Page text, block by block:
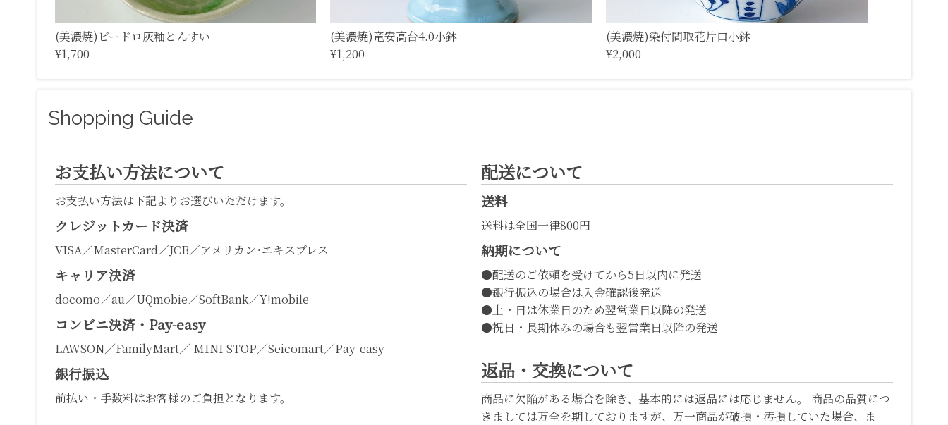
(美濃焼)ビードロ灰釉とんすい
¥1,700
(美濃焼)竜安高台4.0小鉢
¥1,200
(美濃焼)染付間取花片口小鉢
¥2,000
Shopping Guide
お支払い方法について
お支払い方法は下記よりお選びいただけます。
クレジットカード決済
VISA／MasterCard／JCB／アメリカン･エキスプレス
キャリア決済
docomo／au／UQmobie／SoftBank／Y!mobile
コンビニ決済・Pay-easy
LAWSON／FamilyMart／ MINI STOP／Seicomart／Pay-easy
銀行振込
前払い・手数料はお客様のご負担となります。
配送について
送料
送料は全国一律800円
納期について
●配送のご依頼を受けてから5日以内に発送
●銀行振込の場合は入金確認後発送
●土・日は休業日のため翌営業日以降の発送
●祝日・長期休みの場合も翌営業日以降の発送
返品・交換について
商品に欠陥がある場合を除き、基本的には返品には応じません。 商品の品質につ
きましては万全を期しておりますが、万一商品が破損・汚損していた場合、ま